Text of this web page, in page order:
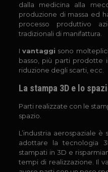
dalla medicina alla
produzione di massa ed
processo produttivo
tradizionali di manifattura.
Ivantaggi sono
basso, più parti prodotte
riduzione degli scarti, ecc.
La stampa 3D e lo
Parti realizzate con le
spazio.
L’industria aerospaziale
adottare la tecnologia
stampati in 3D e
tempi di realizzazione. Il